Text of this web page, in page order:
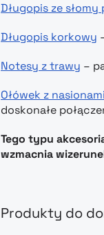
Długopis ze słomy
Długopis korkowy
Notesy z trawy –
Ołówek z nasionami
doskonałe
Tego typu
wzmacnia
Produkty do